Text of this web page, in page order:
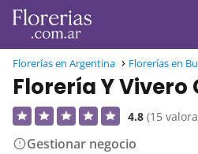
Florerías en Argentina Florerías en
Florería Y Vivero
4.8 (15
Gestionar negocio